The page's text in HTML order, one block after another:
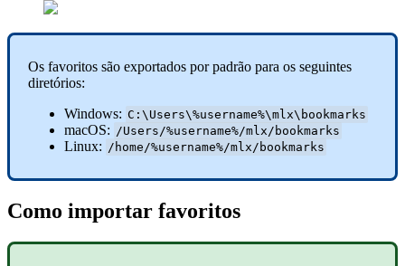
Os favoritos são exportados por padrão para os seguintes
diretórios:
Windows: C:\Users\%username%\mlx\bookmarks
macOS: /Users/%username%/mlx/bookmarks
Linux: /home/%username%/mlx/bookmarks
Como importar favoritos